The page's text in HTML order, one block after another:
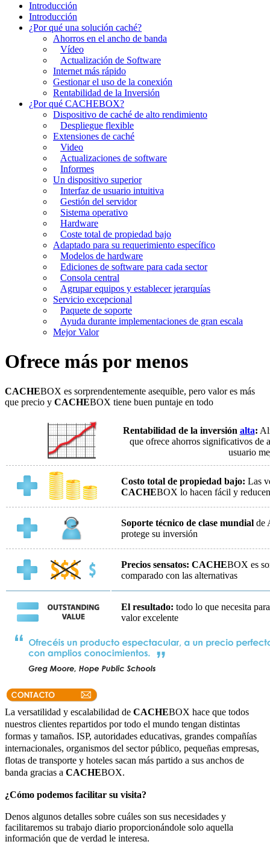
Introducción
Introducción
¿Por qué una solución caché?
Ahorros en el ancho de banda
Vídeo
Actualización de Software
Internet más rápido
Gestionar el uso de la conexión
Rentabilidad de la Inversión
¿Por qué CACHEBOX?
Dispositivo de caché de alto rendimiento
Despliegue flexible
Extensiones de caché
Video
Actualizaciones de software
Informes
Un dispositivo superior
Interfaz de usuario intuitiva
Gestión del servidor
Sistema operativo
Hardware
Coste total de propiedad bajo
Adaptado para su requerimiento específico
Modelos de hardware
Ediciones de software para cada sector
Consola central
Agrupar equipos y establecer jerarquías
Servicio excepcional
Paquete de soporte
Ayuda durante implementaciones de gran escala
Mejor Valor
Ofrece más por menos
CACHEBOX es sorprendentemente asequible, pero valor es más
que precio y CACHEBOX tiene buen puntaje en todo
Rentabilidad de la inversión alta:
que ofrece ahorros significativos de
usuario
Costo total de propiedad bajo: Las
CACHEBOX lo hacen fácil y
Soporte técnico de clase mundial de
protege su inversión
Precios sensatos: CACHEBOX es
comparado con las alternativas
El resultado: todo lo que necesita
valor excelente
La versatilidad y escalabilidad de CACHEBOX hace que todos
nuestros clientes repartidos por todo el mundo tengan distintas
formas y tamaños. ISP, autoridades educativas, grandes compañías
internacionales, organismos del sector público, pequeñas empresas,
flotas de transporte y hoteles sacan más partido a sus anchos de
banda gracias a CACHEBOX.
¿Cómo podemos facilitar su visita?
Denos algunos detalles sobre cuáles son sus necesidades y
facilitaremos su trabajo diario proporcionándole solo aquella
información que de verdad le interesa.